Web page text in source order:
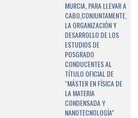
MURCIA, PARA LLEVAR A
CABO,CONJUNTAMENTE,
LA ORGANIZACIÓN Y
DESARROLLO DE LOS
ESTUDIOS DE
POSGRADO
CONDUCENTES AL
TÍTULO OFICIAL DE
"MÁSTER EN FÍSICA DE
LA MATERIA
CONDENSADA Y
NANOTECNOLOGÍA"